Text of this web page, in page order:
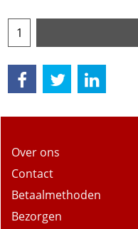
Over ons
Contact
Betaalmethoden
Bezorgen